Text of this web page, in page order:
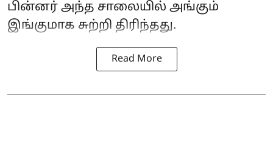
பின்னர் அந்த சாலையில் அங்கும்
இங்குமாக சுற்றி திரிந்தது.
Read More